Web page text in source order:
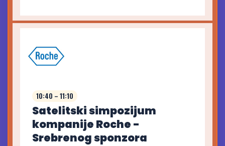
10:40 – 11:10
Satelitski simpozijum
kompanije Roche -
Srebrenog sponzora